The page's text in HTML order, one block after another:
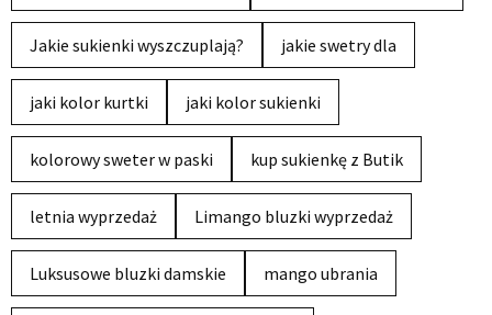
Jakie sukienki wyszczuplają? jakie swetry dla
jaki kolor kurtki jaki kolor sukienki
kolorowy sweter w paski kup sukienkę z Butik
letnia wyprzedaż Limango bluzki wyprzedaż
Luksusowe bluzki damskie mango ubrania